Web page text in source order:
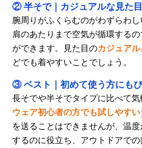
② 半そで｜カジュアルな見た
腕周りがふくらむのがわずらわ
肩のあたりまで空気が循環する
ができます。見た目のカジュア
どでも着やすいことでしょう。
③ ベスト｜初めて使う方にも
長そでや半そでタイプに比べて気
ウェア初心者の方でも試しやすい
を送ることはできませんが、温
するのに役立ち、アウトドアで